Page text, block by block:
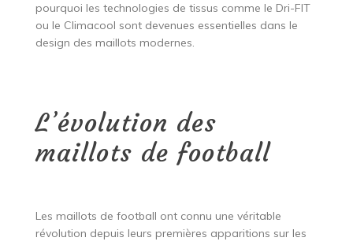
pourquoi les technologies de tissus comme le Dri-FIT
ou le Climacool sont devenues essentielles dans le
design des maillots modernes.
L’évolution des
maillots de football
Les maillots de football ont connu une véritable
révolution depuis leurs premières apparitions sur les